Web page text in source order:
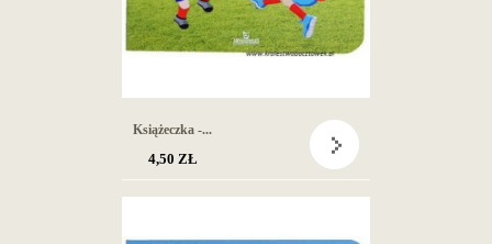
Książeczka -...
4,50 ZŁ